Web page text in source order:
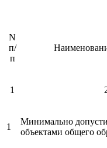
N
п/
п
1
1
Минимально
объектами общего